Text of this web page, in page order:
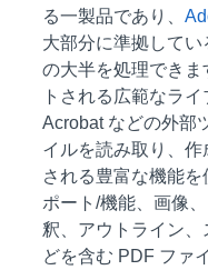
る一製品であり、
大部分に準拠して
の大半を処理でき
トされる広範なラ
Acrobat などの外部
イルを読み取り、
される豊富な機能
ポート/機能、画像
釈、アウトライン
どを含む PDF ファ